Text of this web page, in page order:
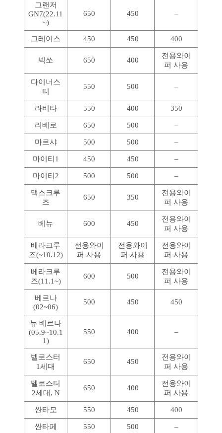
그랜저
GN7(22.11
~)
650 450 –
그레이스 450 450 400
넥쏘 650 400
전용와이
퍼 사용
다이너스
티
550 500 –
라비타 550 400 350
리베로 650 500 –
마르샤 500 500 –
마이티1 450 450 –
마이티2 500 500 –
맥스크루
즈
650 350
전용와이
퍼 사용
베뉴 600 450
전용와이
퍼 사용
베라크루
즈(~10.12)
전용와이
퍼 사용
전용와이
퍼 사용
전용와이
퍼 사용
베라크루
즈(11.1~)
600 500
전용와이
퍼 사용
베르나
(02~06)
500 450 450
뉴 베르나
(05.9~10.1
1)
550 400 –
벨로스터
1세대
650 450
전용와이
퍼 사용
벨로스터
2세대, N
650 400
전용와이
퍼 사용
싼타모 550 450 400
싼타페 550 500 –